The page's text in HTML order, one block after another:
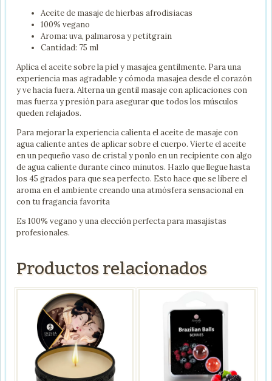
Aceite de masaje de hierbas afrodisiacas
100% vegano
Aroma: uva, palmarosa y petitgrain
Cantidad: 75 ml
Aplica el aceite sobre la piel y masajea gentilmente. Para una
experiencia mas agradable y cómoda masajea desde el corazón
y ve hacia fuera. Alterna un gentil masaje con aplicaciones con
mas fuerza y presión para asegurar que todos los músculos
queden relajados.
Para mejorar la experiencia calienta el aceite de masaje con
agua caliente antes de aplicar sobre el cuerpo. Vierte el aceite
en un pequeño vaso de cristal y ponlo en un recipiente con algo
de agua caliente durante cinco minutos. Hazlo que llegue hasta
los 45 grados para que sea perfecto. Esto hace que se libere el
aroma en el ambiente creando una atmósfera sensacional en
con tu fragancia favorita
Es 100% vegano y una elección perfecta para masajistas
profesionales.
Productos relacionados